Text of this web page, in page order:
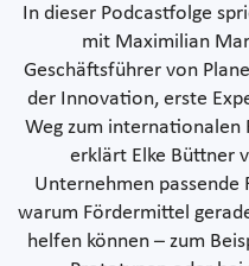
In dieser Podcastfolge
mit Maximilian
Geschäftsführer von
der Innovation, erste
Weg zum internationalen
erklärt Elke Büttner
Unternehmen passende
warum Fördermittel
helfen können – zum